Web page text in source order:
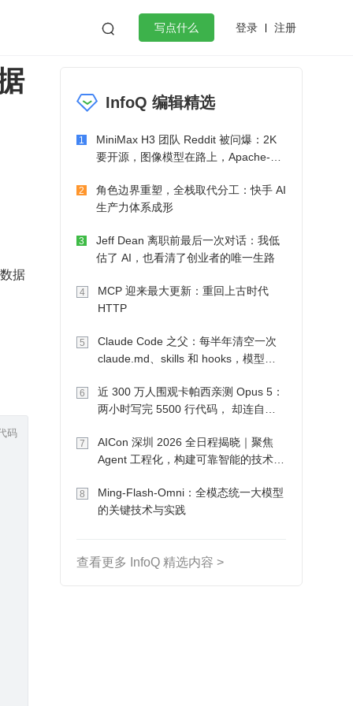
 写点什么 登录 注册
工作
微服务架构 flutter
据
码
InfoQ 编辑精选
1
MiniMax H3 团队 Reddit 被问爆：2K
要开源，图像模型在路上，Apache-2.0
2
角色边界重塑，全栈取代分工：快手 AI
生产力体系成形
3
Jeff Dean 离职前最后一次对话：我低
估了 AI，也看清了创业者的唯一生路
4
MCP 迎来最大更新：重回上古时代
HTTP
5
Claude Code 之父：每半年清空一次
claude.md、skills 和 hooks，模型自
6
近 300 万人围观卡帕西亲测 Opus 5：
两小时写完 5500 行代码， 却连自己
7
AICon 深圳 2026 全日程揭晓｜聚焦
Agent 工程化，构建可靠智能的技术路
8
Ming-Flash-Omni：全模态统一大模型
的关键技术与实践
查看更多 InfoQ 精选内容 >